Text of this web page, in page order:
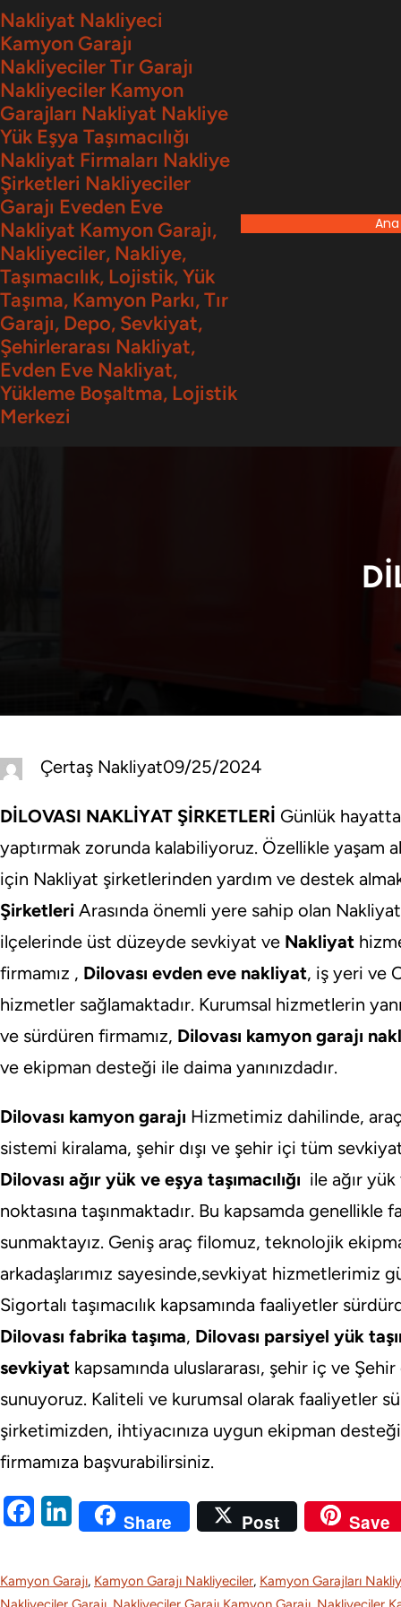
İçeriğe
geç
Nakliyat Nakliyeci
Kamyon Garajı
Nakliyeciler Tır Garajı
Nakliyeciler Kamyon
Garajları Nakliyat Nakliye
Yük Eşya Taşımacılığı
Nakliyat Firmaları Nakliye
Şirketleri Nakliyeciler
Garajı Eveden Eve
Nakliyat Kamyon Garajı,
Nakliyeciler, Nakliye,
Taşımacılık, Lojistik, Yük
Taşıma, Kamyon Parkı, Tır
Garajı, Depo, Sevkiyat,
Şehirlerarası Nakliyat,
Evden Eve Nakliyat,
Yükleme Boşaltma, Lojistik
Merkezi
Çertaş Nakliyat09/25/2024
DİLOVASI NAKLİYAT ŞİRKETLERİ Günlük
yaptırmak zorunda kalabiliyoruz. Özellikle yaşam
için Nakliyat şirketlerinden yardım ve destek
Şirketleri Arasında önemli yere sahip olan
ilçelerinde üst düzeyde sevkiyat ve Nakliyat
firmamız , Dilovası evden eve nakliyat, iş yeri ve
hizmetler sağlamaktadır. Kurumsal hizmetlerin
ve sürdüren firmamız, Dilovası kamyon garajı
ve ekipman desteği ile daima yanınızdadır.
Dilovası kamyon garajı Hizmetimiz dahilinde,
sistemi kiralama, şehir dışı ve şehir içi tüm
Dilovası ağır yük ve eşya taşımacılığı ile ağır yük
noktasına taşınmaktadır. Bu kapsamda genellikle
sunmaktayız. Geniş araç filomuz, teknolojik
arkadaşlarımız sayesinde,sevkiyat hizmetlerimiz
Sigortalı taşımacılık kapsamında faaliyetler
Dilovası fabrika taşıma, Dilovası parsiyel yük
sevkiyat kapsamında uluslararası, şehir iç ve
sunuyoruz. Kaliteli ve kurumsal olarak faaliyetler
şirketimizden, ihtiyacınıza uygun ekipman
firmamıza başvurabilirsiniz.
e
k
Share Post Save
Kamyon Garajı, Kamyon Garajı Nakliyeciler, Kamyon Garajları